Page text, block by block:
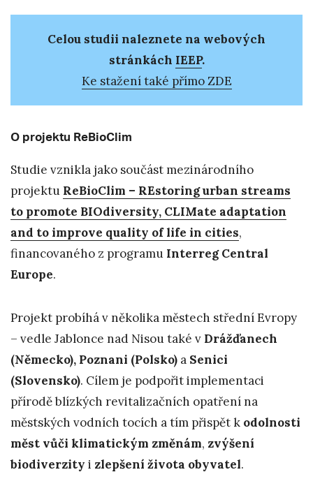
Celou studii naleznete na webových
stránkách IEEP.
Ke stažení také přímo ZDE
O projektu ReBioClim
Studie vznikla jako součást mezinárodního
projektu ReBioClim – REstoring urban streams
to promote BIOdiversity, CLIMate adaptation
and to improve quality of life in cities,
financovaného z programu Interreg Central
Europe.
Projekt probíhá v několika městech střední Evropy
– vedle Jablonce nad Nisou také v Drážďanech
(Německo), Poznani (Polsko) a Senici
(Slovensko). Cílem je podpořit implementaci
přírodě blízkých revitalizačních opatření na
městských vodních tocích a tím přispět k odolnosti
měst vůči klimatickým změnám, zvýšení
biodiverzity i zlepšení života obyvatel.